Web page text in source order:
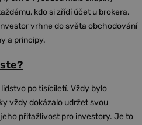
kdo si zřídí účet u brokera,
vrhne do světa obchodování
a principy.
po tisíciletí. Vždy bylo
vždy dokázalo udržet svou
přitažlivost pro investory. Je to